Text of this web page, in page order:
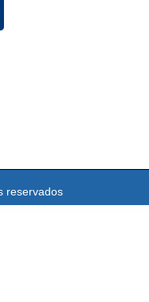
reservados